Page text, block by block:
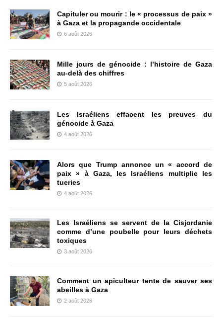
Capituler ou mourir : le « processus de paix »
à Gaza et la propagande occidentale
6 août 2026
Mille jours de génocide : l’histoire de Gaza
au-delà des chiffres
5 août 2026
Les Israéliens effacent les preuves du
génocide à Gaza
4 août 2026
Alors que Trump annonce un « accord de
paix » à Gaza, les Israéliens multiplie les
tueries
4 août 2026
Les Israéliens se servent de la Cisjordanie
comme d’une poubelle pour leurs déchets
toxiques
3 août 2026
Comment un apiculteur tente de sauver ses
abeilles à Gaza
2 août 2026